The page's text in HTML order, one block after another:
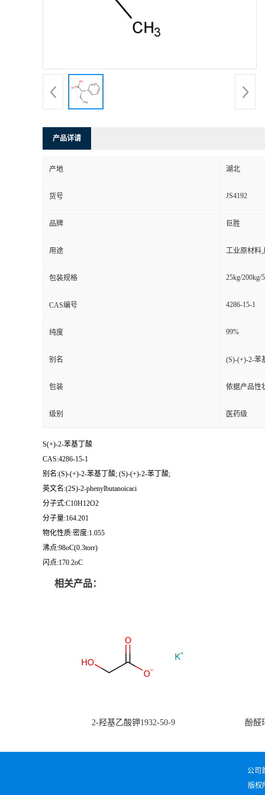
产品详请
产地 湖北
货号 JS4192
品牌 巨胜
用途 工业原材料
包装规格 25kg/200kg/
CAS编号 4286-15-1
纯度 99%
别名 (S)-(+)-2-苯
包装 依据产品性
级别 医药级
S(+)-2-苯基丁酸
CAS:4286-15-1
别名:(S)-(+)-2-苯基丁酸; (S)-(+)-2-苯丁酸;
英文名:(2S)-2-phenylbutanoicaci
分子式:C10H12O2
分子量:164.201
物化性质:密度:1.055
沸点:98oC(0.3torr)
闪点:170.2oC
相关产品：
2-羟基乙酸钾1932-50-9 酚醛
公司
版权